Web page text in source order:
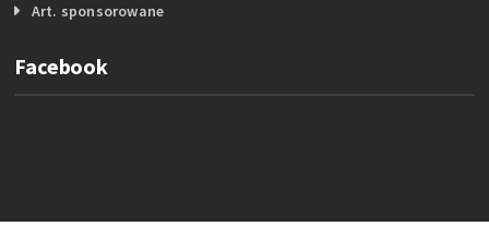
Art. sponsorowane
Facebook